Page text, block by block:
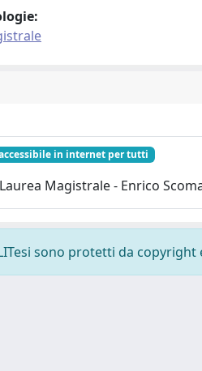
in internet per tutti
Magistrale - Enrico
sono protetti da